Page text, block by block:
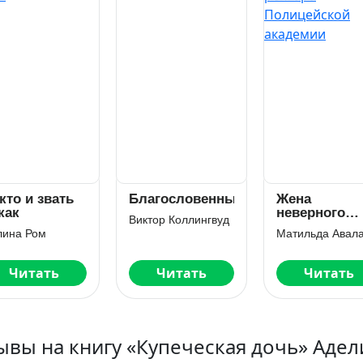
Коллингвуд
Читать
Жена
неверного
ректора
Читать
Баба Люба.
Вернуть
Фонд А.
Читать
на книгу «Купеческая дочь»